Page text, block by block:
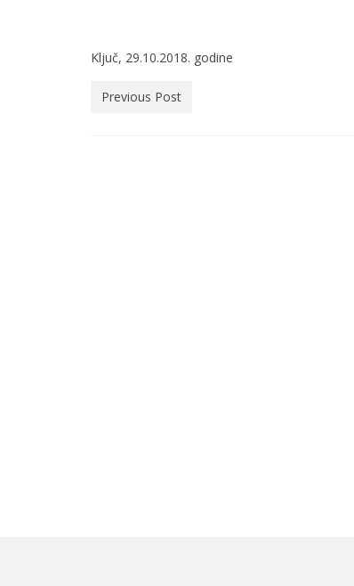
Ključ, 29.10.2018. godine Služba
Previous Post